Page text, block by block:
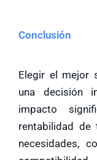
Conclusión
Elegir el mejor
una decisión
impacto
rentabilidad de
necesidades,